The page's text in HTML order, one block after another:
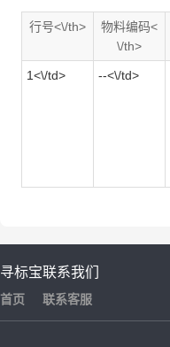
行号<\/th>
物料编码<
\/th>
1<\/td> --<\/td>
寻标宝
首页
联系我们
联系客服